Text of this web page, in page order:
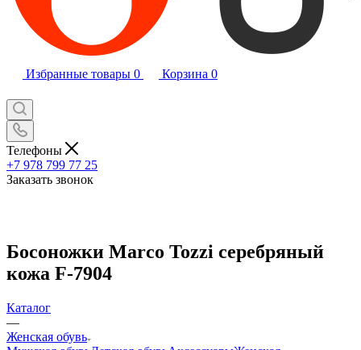
Избранные товары 0 Корзина 0
Телефоны
+7 978 799 77 25
Заказать звонок
Босоножки Marco Tozzi серебряный
кожа F-7904
Каталог
—
Женская обувь